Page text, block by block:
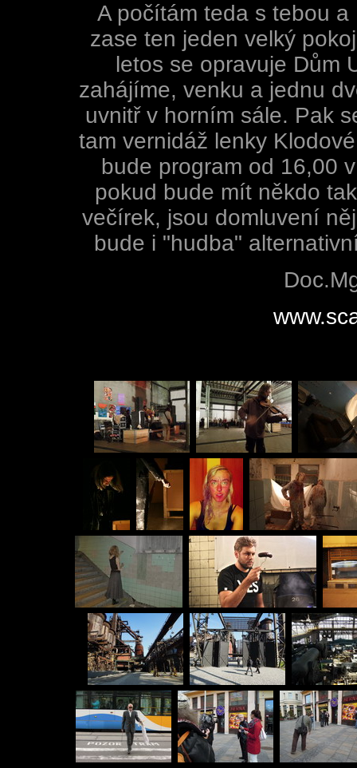
A počítám teda s tebou
zase ten jeden velký
letos se opravuje Dům
zahájíme, venku a jednu
uvnitř v horním sále. Pak
tam vernidáž lenky
bude program od 16,00
pokud bude mít někdo
večírek, jsou domluvení
bude i "hudba"